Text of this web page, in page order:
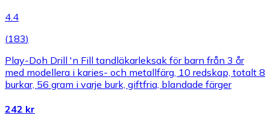
4.4
(183)
Play-Doh Drill 'n Fill tandläkarleksak för barn från 3 år
med modellera i karies- och metallfärg, 10 redskap, totalt 8
burkar, 56 gram i varje burk, giftfria, blandade färger
242 kr